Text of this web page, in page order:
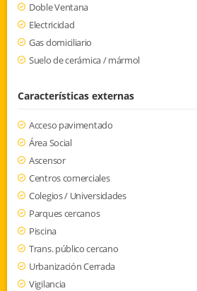
Doble Ventana
Electricidad
Gas domiciliario
Suelo de cerámica / mármol
Características externas
Acceso pavimentado
Área Social
Ascensor
Centros comerciales
Colegios / Universidades
Parques cercanos
Piscina
Trans. público cercano
Urbanización Cerrada
Vigilancia